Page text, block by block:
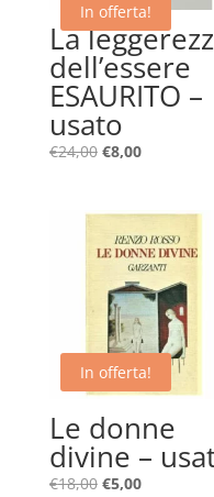
In offerta!
La
dell’essere
ESAURITO –
usato
€24,00 Il
€24,00.
€8,00Il
€8,00.
In offerta!
Le donne
divine –
€18,00 Il
€5,00Il